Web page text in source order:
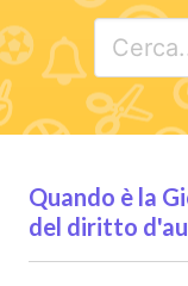
Quando è la
del diritto